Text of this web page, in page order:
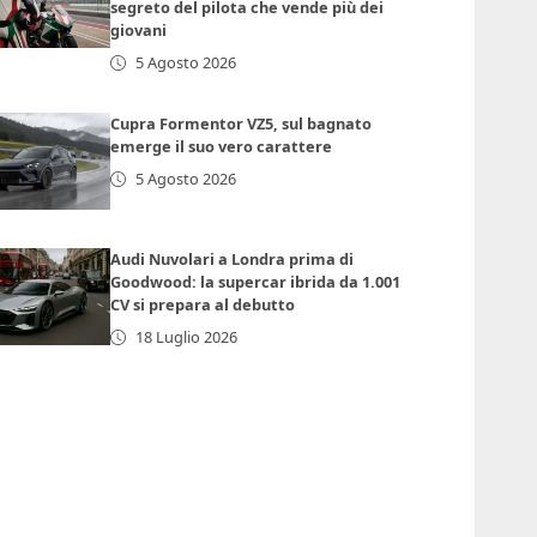
segreto del pilota che vende più dei
giovani
5 Agosto 2026
Cupra Formentor VZ5, sul bagnato
emerge il suo vero carattere
5 Agosto 2026
Audi Nuvolari a Londra prima di
Goodwood: la supercar ibrida da 1.001
CV si prepara al debutto
18 Luglio 2026